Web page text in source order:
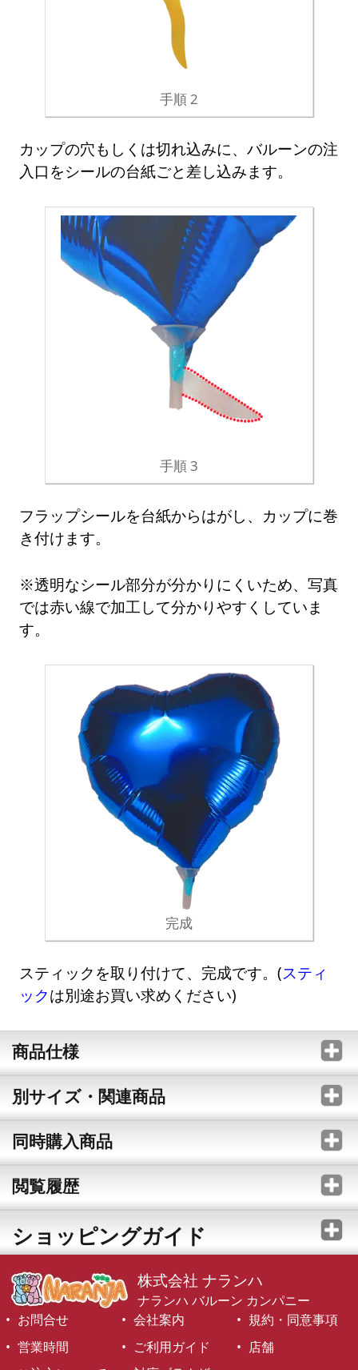
手順 2
カップの穴もしくは切れ込みに、バルーンの注
入口をシールの台紙ごと差し込みます。
手順 3
フラップシールを台紙からはがし、カップに巻
き付けます。
※透明なシール部分が分かりにくいため、写真
では赤い線で加工して分かりやすくしていま
す。
完成
スティックを取り付けて、完成です。(スティ
ックは別途お買い求めください)
商品仕様
別サイズ・関連商品
同時購入商品
閲覧履歴
ショッピングガイド
株式会社 ナランハ
ナランハ バルーン カンパニー
お問合せ
会社案内
規約・同意事項
営業時間
ご利用ガイド
店舗